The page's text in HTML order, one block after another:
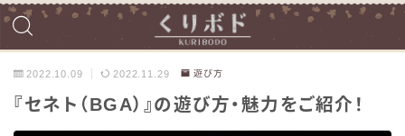
2022.10.09 2022.11.29 遊び方
『セネト（BGA）』の遊び方・魅力をご紹介！